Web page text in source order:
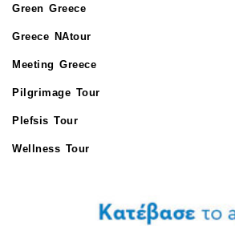
Green Greece
Greece NAtour
Meeting Greece
Pilgrimage Tour
Plefsis Tour
Wellness Tour